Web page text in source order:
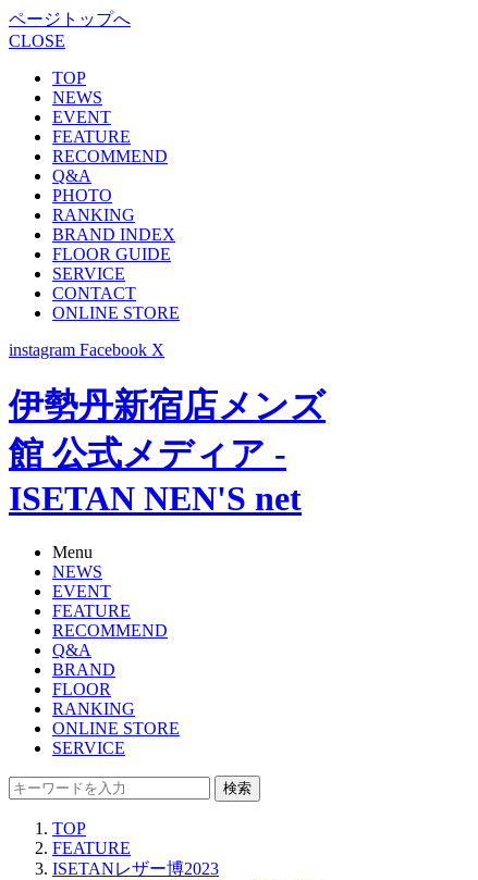
ページトップへ
CLOSE
TOP
NEWS
EVENT
FEATURE
RECOMMEND
Q&A
PHOTO
RANKING
BRAND INDEX
FLOOR GUIDE
SERVICE
CONTACT
ONLINE STORE
instagram Facebook X
伊勢丹新宿店メンズ
館 公式メディア -
ISETAN NEN'S net
Menu
NEWS
EVENT
FEATURE
RECOMMEND
Q&A
BRAND
FLOOR
RANKING
ONLINE STORE
SERVICE
検索
TOP
FEATURE
ISETANレザー博2023